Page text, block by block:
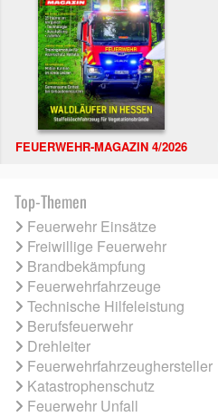
FEUERWEHR-MAGAZIN 4/2026
Top-Themen
Feuerwehr Einsätze
Freiwillige Feuerwehr
Brandbekämpfung
Feuerwehrfahrzeuge
Technische Hilfeleistung
Berufsfeuerwehr
Drehleiter
Feuerwehrfahrzeughersteller
Katastrophenschutz
Feuerwehr Unfall